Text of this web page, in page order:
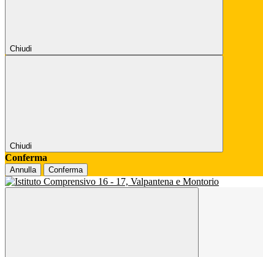
Chiudi
Chiudi
Conferma
Annulla Conferma